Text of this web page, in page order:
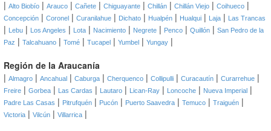
| Alto Biobío | Arauco | Cañete | Chiguayante | Chillán | Chillán Viejo | Coihueco |
Concepción | Coronel | Curanilahue | Dichato | Hualpén | Hualqui | Laja | Las Trancas
| Lebu | Los Angeles | Lota | Nacimiento | Negrete | Penco | Quillón | San Pedro de la
Paz | Talcahuano | Tomé | Tucapel | Yumbel | Yungay |
Región de la Araucanía
| Almagro | Ancahual | Caburga | Cherquenco | Collipulli | Curacautín | Curarrehue |
Freire | Gorbea | Las Cardas | Lautaro | Lican-Ray | Loncoche | Nueva Imperial |
Padre Las Casas | Pitrufquén | Pucón | Puerto Saavedra | Temuco | Traiguén |
Victoria | Vilcún | Villarrica |